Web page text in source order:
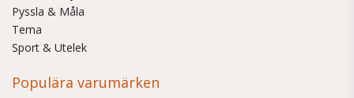
Pyssla & Måla
Tema
Sport & Utelek
Populära varumärken